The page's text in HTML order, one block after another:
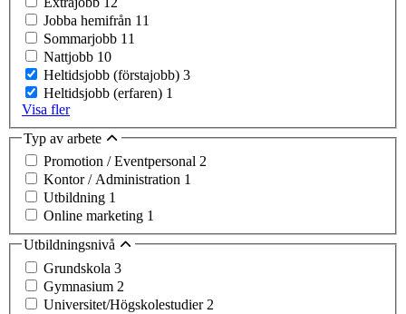
Jobba hemifrån 11
Sommarjobb 11
Nattjobb 10
Heltidsjobb (förstajobb) 3
Heltidsjobb (erfaren) 1
Visa fler
Typ av arbete
Promotion / Eventpersonal 2
Kontor / Administration 1
Utbildning 1
Online marketing 1
Utbildningsnivå
Grundskola 3
Gymnasium 2
Universitet/Högskolestudier 2